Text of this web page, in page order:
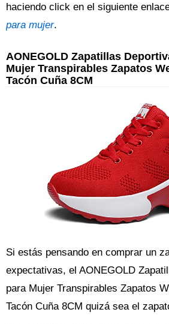
haciendo click en el siguiente
para mujer.
AONEGOLD Zapatillas
Mujer Transpirables Zapatos
Tacón Cuña 8CM
Si estás pensando en comprar un
expectativas, el AONEGOLD
para Mujer Transpirables Zapatos
Tacón Cuña 8CM quizá sea el